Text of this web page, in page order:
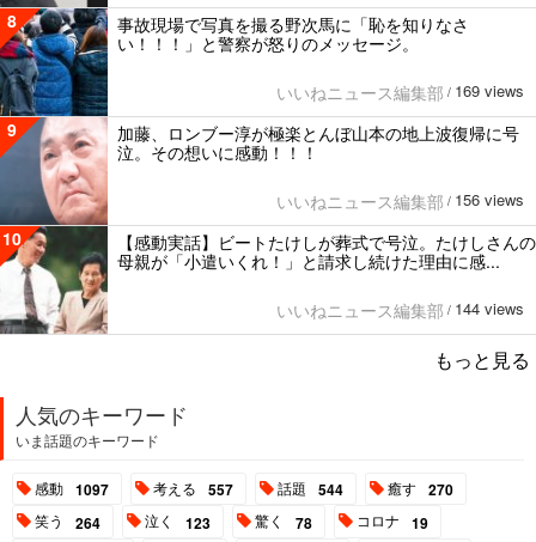
8
事故現場で写真を撮る野次馬に「恥を知りなさ
い！！！」と警察が怒りのメッセージ。
いいねニュース編集部 / 169 views
9
加藤、ロンブー淳が極楽とんぼ山本の地上波復帰に号
泣。その想いに感動！！！
いいねニュース編集部 / 156 views
10
【感動実話】ビートたけしが葬式で号泣。たけしさんの
母親が「小遣いくれ！」と請求し続けた理由に感...
いいねニュース編集部 / 144 views
もっと見る
人気のキーワード
いま話題のキーワード
感動 1097 考える 557 話題 544 癒す 270
笑う 264 泣く 123 驚く 78 コロナ 19